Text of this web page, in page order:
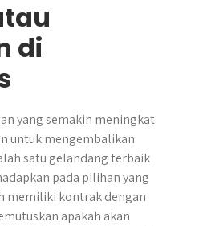
di
yang semakin meningkat
untuk mengembalikan
satu gelandang terbaik
pada pilihan yang
memiliki kontrak dengan
apakah akan